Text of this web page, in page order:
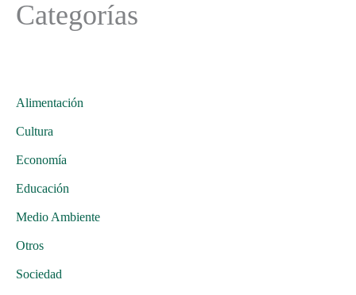
Categorías
Alimentación
Cultura
Economía
Educación
Medio Ambiente
Otros
Sociedad